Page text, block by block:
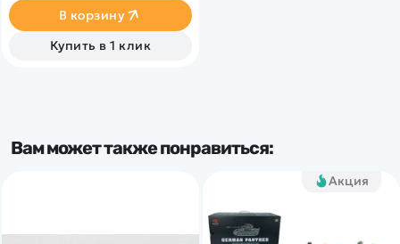
напряжения, функция
контроля воды. Аккумулятор
- Li-Po 7.4V 1100 mAh
В корзину
Купить в 1 клик
Вам может также понравиться:
Акция